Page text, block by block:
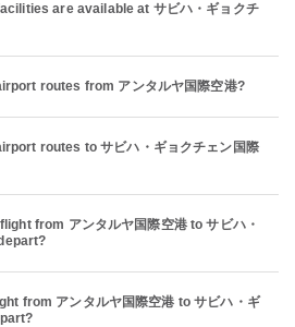
are available at サビハ・ギョクチ
routes from アンタルヤ国際空港?
routes to サビハ・ギョクチェン国際
from アンタルヤ国際空港 to サビハ・
from アンタルヤ国際空港 to サビハ・ギ